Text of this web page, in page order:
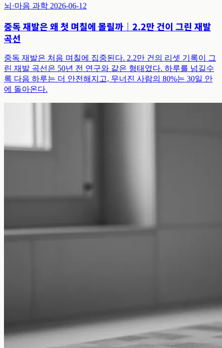
뇌·마음 과학 2026-06-12
중독 재발은 왜 첫 며칠에 몰릴까｜2.2만 건이 그린 재발
곡선
중독 재발은 처음 며칠에 집중된다. 2.2만 건의 리셋 기록이 그
린 재발 곡선은 50년 전 연구와 같은 형태였다. 하루를 넘길수
록 다음 하루는 더 안전해지고, 무너진 사람의 80%는 30일 안
에 돌아온다.